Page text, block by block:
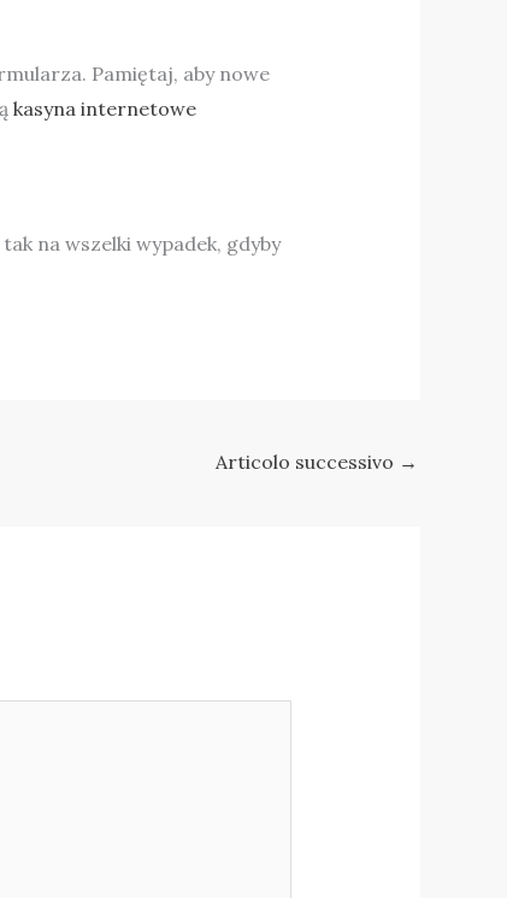
Pamiętaj, aby nowe
kasyna internetowe
na wszelki wypadek, gdyby
Articolo successivo →